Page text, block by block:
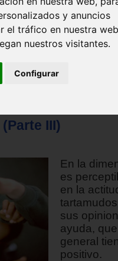
y anuncios
el tráfico en nuestra
nuestros visitantes.
Configurar
adolescentes
III)
En la
es
en la
sus
ayuda,
general
positivo.